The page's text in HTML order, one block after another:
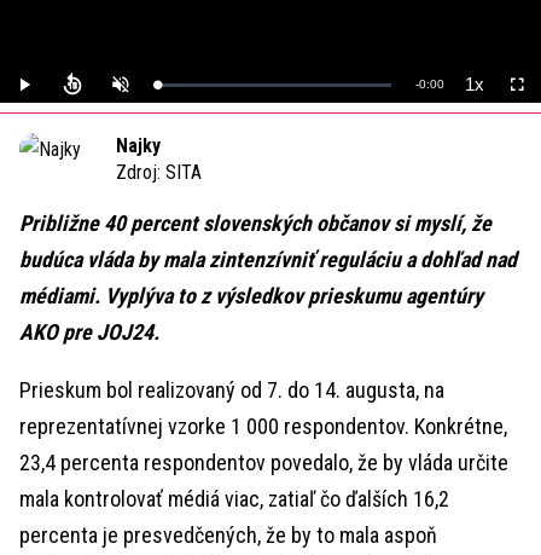
Play UnmuteLoaded:
0%
Remaining
-0:00 1xPlayback
Rate
Najky
Zdroj: SITA
Približne 40 percent slovenských občanov si myslí, že
budúca vláda by mala zintenzívniť reguláciu a dohľad nad
médiami. Vyplýva to z výsledkov prieskumu agentúry
AKOpre JOJ24.
Prieskum bol realizovaný od 7. do 14. augusta, na
reprezentatívnej vzorke 1 000 respondentov. Konkrétne,
23,4 percenta respondentov povedalo, že by vláda určite
mala kontrolovať médiá viac, zatiaľ čo ďalších 16,2
percenta je presvedčených, že by to mala aspoň